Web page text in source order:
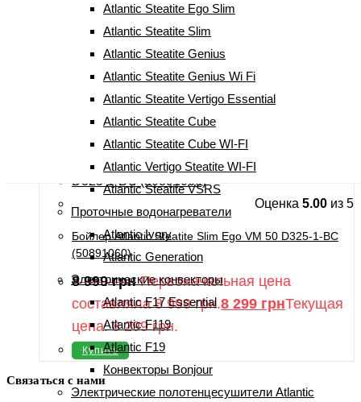
Atlantic Steatite Ego Slim
Atlantic Steatite Slim
Atlantic Steatite Genius
Atlantic Steatite Genius Wi Fi
Atlantic Steatite Vertigo Essential
Atlantic Steatite Cube
Atlantic Steatite Cube WI-FI
Atlantic Vertigo Steatite WI-FI
Atlantic Steatite VSRS
Проточные водонагреватели
Atlantic Ivory
Atlantic Generation
Электрические конвекторы
Atlantic F17 Essential
Atlantic F119
Atlantic F19
Конвекторы Bonjour
Электрические полотенцесушители Atlantic
Оценка 5.00 из 5
Бойлер Atlantic Steatite Slim Ego VM 50 D325-1-BC
(50891060)
8 999грн Первоначальная цена
составляла 8 999 грн.8 299 грнТекущая
цена: 8 299 грн.
Купить
Связаться с нами